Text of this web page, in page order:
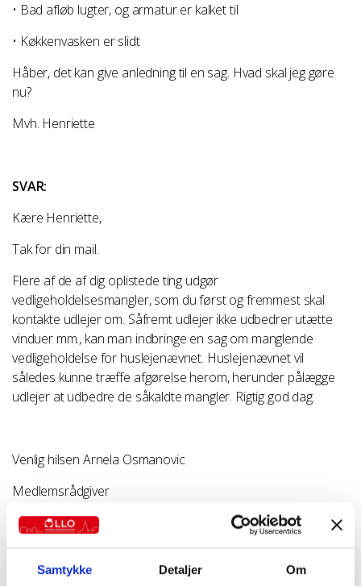
Samtykke Detaljer Om
• Bad afløb lugter, og armatur er kalket til
• Køkkenvasken er slidt
Håber, det kan give anledning til en sag. Hvad skal jeg gøre
nu?
Mvh. Henriette
SVAR:
Kære Henriette,
Tak for din mail.
Flere af de af dig oplistede ting udgør
vedligeholdelsesmangler, som du først og fremmest skal
kontakte udlejer om. Såfremt udlejer ikke udbedrer utætte
vinduer mm., kan man indbringe en sag om manglende
vedligeholdelse for huslejenævnet. Huslejenævnet vil
således kunne træffe afgørelse herom, herunder pålægge
udlejer at udbedre de såkaldte mangler. Rigtig god dag.
Venlig hilsen Arnela Osmanovic
Medlemsrådgiver
Cand.jur., LLO Hovedstaden